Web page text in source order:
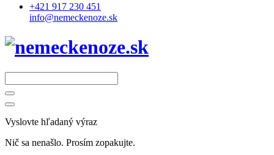
+421 917 230 451
info@nemeckenoze.sk
Vyslovte hľadaný výraz
Nič sa nenašlo. Prosím zopakujte.